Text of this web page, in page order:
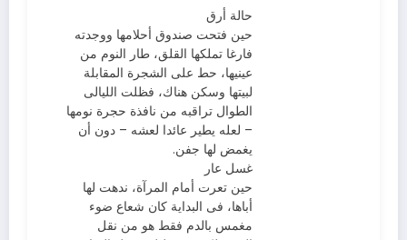
حالة أرق
حين فتحت صندوق أحلامها ووجدته
فارغا تملكها القلق، طار النوم من
عينيها، حط على الشجرة المقابلة
لبيتها وسكن هناك، فظلت الليالى
الطوال تراقبه من نافذة حجرة نومها
– لعله يطير عائدا لعشه – دون أن
يغمض لها جفن.
غسل عار
حين تعرت أمام المرآة، ندهت لها
أباها، فى البداية كان شعاع ضوء
مغمس بالدم فقط هو من نقل